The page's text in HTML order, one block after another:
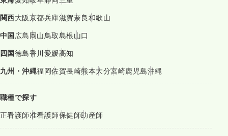
関西大阪京都兵庫滋賀奈良和歌山
中国広島岡山鳥取島根山口
四国徳島香川愛媛高知
九州・沖縄福岡佐賀長崎熊本大分宮崎鹿児島沖縄
職種で探す
正看護師准看護師保健師助産師